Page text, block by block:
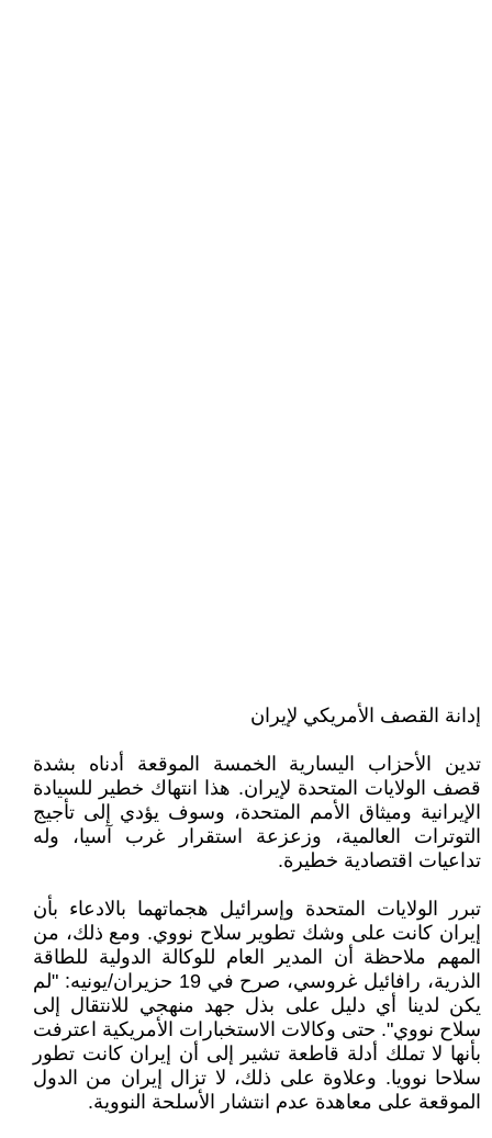
إدانة القصف الأمريكي لإيران
تدين الأحزاب اليسارية الخمسة الموقعة أدناه بشدة
قصف الولايات المتحدة لإيران. هذا انتهاك خطير للسيادة
الإيرانية وميثاق الأمم المتحدة، وسوف يؤدي إلى تأجيج
التوترات العالمية، وزعزعة استقرار غرب آسيا، وله
تداعيات اقتصادية خطيرة.
تبرر الولايات المتحدة وإسرائيل هجماتهما بالادعاء بأن
إيران كانت على وشك تطوير سلاح نووي. ومع ذلك، من
المهم ملاحظة أن المدير العام للوكالة الدولية للطاقة
الذرية، رافائيل غروسي، صرح في 19 حزيران/يونيه: "لم
يكن لدينا أي دليل على بذل جهد منهجي للانتقال إلى
سلاح نووي". حتى وكالات الاستخبارات الأمريكية اعترفت
بأنها لا تملك أدلة قاطعة تشير إلى أن إيران كانت تطور
سلاحا نوويا. وعلاوة على ذلك، لا تزال إيران من الدول
الموقعة على معاهدة عدم انتشار الأسلحة النووية.